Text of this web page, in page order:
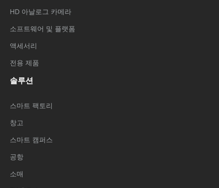
HD 아날로그 카메라
소프트웨어 및 플랫폼
액세서리
전용 제품
솔루션
스마트 팩토리
창고
스마트 캠퍼스
공항
소매